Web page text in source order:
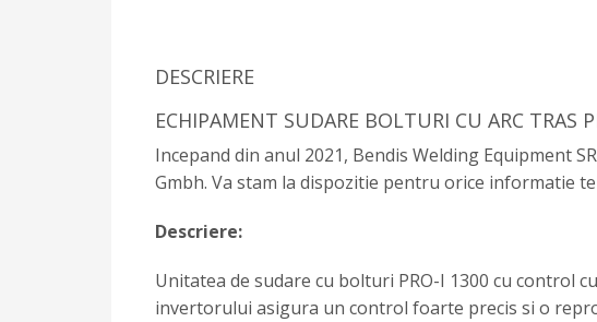
DESCRIERE
ECHIPAMENT SUDARE BOLTURI CU ARC TRAS
Incepand din anul 2021, Bendis Welding Equipment
Gmbh. Va stam la dispozitie pentru orice informatie
Descriere:
Unitatea de sudare cu bolturi PRO-I 1300 cu control
invertorului asigura un control foarte precis si o